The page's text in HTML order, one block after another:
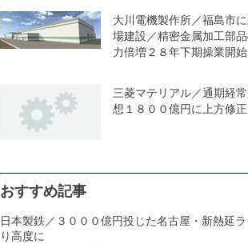
大川電機製作所／福島市
場建設／精密金属加工部
力倍増２８年下期操業開始
三菱マテリアル／通期経
想１８００億円に上方修正
おすすめ記事
日本製鉄／３０００億円投じた名古屋・新熱延
り高度に